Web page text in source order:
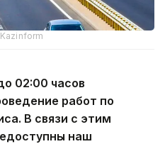
02:00 часов
работ по
В связи с этим
наш